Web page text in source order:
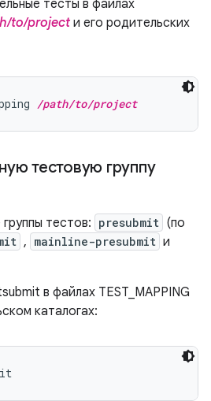
тесты в файлах
to/projectи его родительских
/path/to/project
тестовую группу
тестов: presubmit (по
, mainline-presubmit и
в файлах TEST_MAPPING
каталогах: